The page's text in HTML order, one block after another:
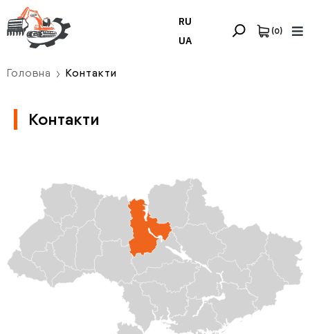
RU
UA
(0)
Головна Контакти
Контакти